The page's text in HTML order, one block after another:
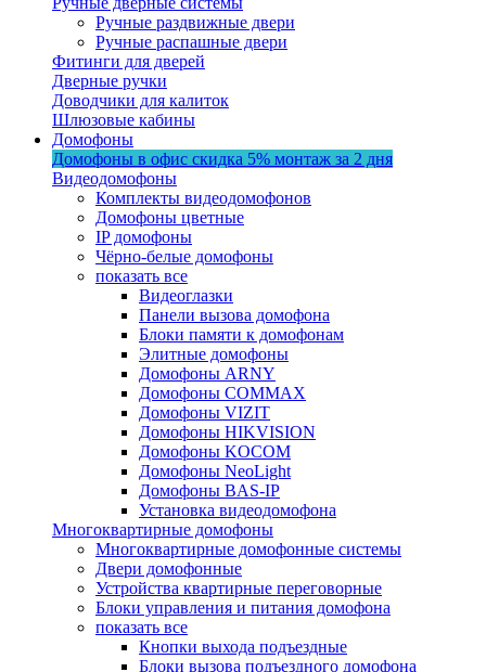
Ручные раздвижные двери
Ручные распашные двери
Фитинги для дверей
Дверные ручки
Доводчики для калиток
Шлюзовые кабины
Домофоны
Домофоны в офис скидка 5% монтаж за 2 дня
Видеодомофоны
Комплекты видеодомофонов
Домофоны цветные
IP домофоны
Чёрно-белые домофоны
показать все
Видеоглазки
Панели вызова домофона
Блоки памяти к домофонам
Элитные домофоны
Домофоны ARNY
Домофоны COMMAX
Домофоны VIZIT
Домофоны HIKVISION
Домофоны KOCOM
Домофоны NeoLight
Домофоны BAS-IP
Установка видеодомофона
Многоквартирные домофоны
Многоквартирные домофонные системы
Двери домофонные
Устройства квартирные переговорные
Блоки управления и питания домофона
показать все
Кнопки выхода подъездные
Блоки вызова подъездного домофона